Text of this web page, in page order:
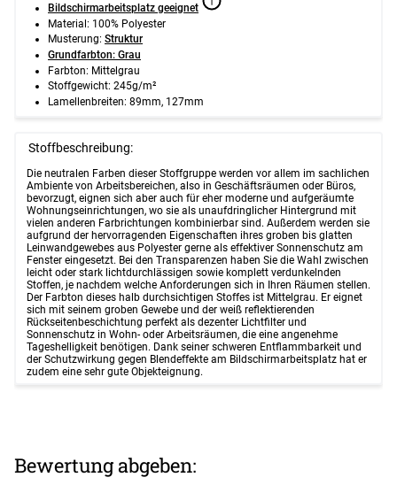
Bildschirmarbeitsplatz geeignet
Material: 100% Polyester
Musterung: Struktur
Grundfarbton: Grau
Farbton: Mittelgrau
Stoffgewicht: 245g/m²
Lamellenbreiten: 89mm, 127mm
Stoffbeschreibung:
Die neutralen Farben dieser Stoffgruppe werden vor allem im sachlichen
Ambiente von Arbeitsbereichen, also in Geschäftsräumen oder Büros,
bevorzugt, eignen sich aber auch für eher moderne und aufgeräumte
Wohnungseinrichtungen, wo sie als unaufdringlicher Hintergrund mit
vielen anderen Farbrichtungen kombinierbar sind. Außerdem werden sie
aufgrund der hervorragenden Eigenschaften ihres groben bis glatten
Leinwandgewebes aus Polyester gerne als effektiver Sonnenschutz am
Fenster eingesetzt. Bei den Transparenzen haben Sie die Wahl zwischen
leicht oder stark lichtdurchlässigen sowie komplett verdunkelnden
Stoffen, je nachdem welche Anforderungen sich in Ihren Räumen stellen.
Der Farbton dieses halb durchsichtigen Stoffes ist Mittelgrau. Er eignet
sich mit seinem groben Gewebe und der weiß reflektierenden
Rückseitenbeschichtung perfekt als dezenter Lichtfilter und
Sonnenschutz in Wohn- oder Arbeitsräumen, die eine angenehme
Tageshelligkeit benötigen. Dank seiner schweren Entflammbarkeit und
der Schutzwirkung gegen Blendeffekte am Bildschirmarbeitsplatz hat er
zudem eine sehr gute Objekteignung.
Bewertung abgeben: